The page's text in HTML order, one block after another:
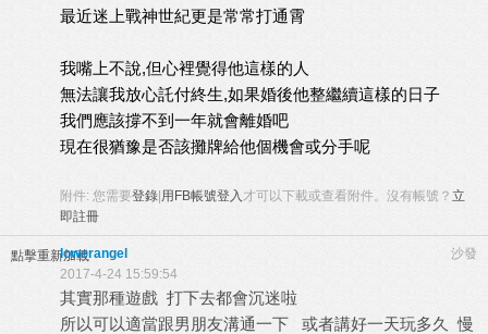
最近迷上戰神世紀更是常常打通霄
我嘴上不說,但心裡覺得他這樣的人
無法讓我放心託付終生,如果婚後他整繼續這樣的日子
我們應該撐不到一年就會離婚吧
現在很猶豫是否該攤牌給他個機會或分手呢
附件: 您需要登錄 用FB帳號登入才可以下載或查看附件。沒有帳號？ 立
即註冊
點擊重新加載 沙發
lowerangel
2017-4-24 15:59:54
其實那種遊戲 打下去都會沉迷啦
所以可以適當跟男朋友溝通一下 或者講好一天玩多久 慢